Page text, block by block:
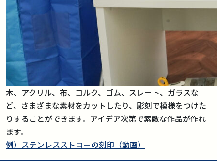
木、アクリル、布、コルク、ゴム、スレート、ガラスな
ど、さまざまな素材をカットしたり、彫刻で模様をつけた
りすることができます。アイデア次第で素敵な作品が作れ
ます。
例）ステンレスストローの刻印（動画）